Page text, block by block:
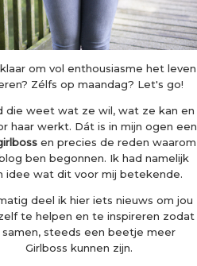
om vol enthousiasme het leven
Zélfs op maandag? Let's go!
die weet wat ze wil, wat ze kan en
haar werkt. Dát is in mijn ogen een
en precies de reden waarom
ben begonnen. Ik had namelijk
idee wat dit voor mij betekende.
deel ik hier iets nieuws om jou
te helpen en te inspireren zodat
steeds een beetje meer
Girlboss kunnen zijn.